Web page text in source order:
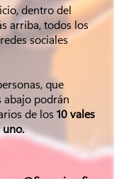
dentro del
arriba, todos los
sociales
que
abajo podrán
de los 10 vales
uno.